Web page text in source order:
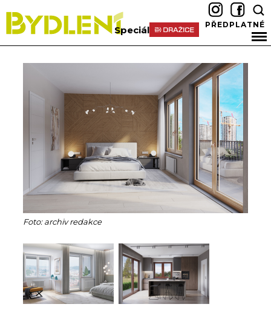
Speciál PŘEDPLATNÉ
Foto: archiv redakce